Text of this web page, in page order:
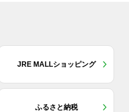
JRE MALLショッピング
ふるさと納税